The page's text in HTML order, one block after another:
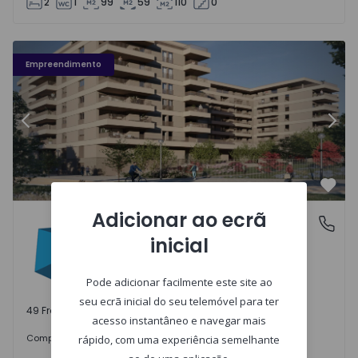
Empreendimento
Fachada PLENO JARDIM - 3
Anterior
Águas Santas, PortoPLENO JARDIM
Águas Santas, Porto
49 Frações disponíveis
Comprar desde 242.000 €
Adicionar ao ecrã
inicial
Pode adicionar facilmente este site ao
seu ecrã inicial do seu telemóvel para ter
acesso instantâneo e navegar mais
rápido, com uma experiência semelhante